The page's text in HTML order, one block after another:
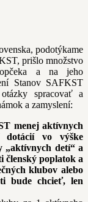
podotýkame
prišlo množstvo
a na jeho
Stanov SAFKST
spracovať a
a zamyslení:
menej aktívnych
dotácií vo výške
„aktívnych detí“ a
členský poplatok a
klubov alebo
bude chcieť, len